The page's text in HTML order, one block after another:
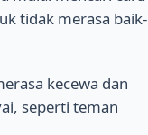
tidak merasa baik-
kecewa dan
seperti teman